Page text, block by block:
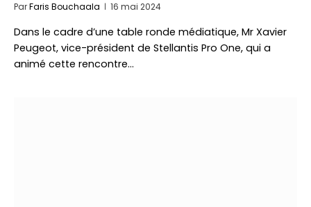
ParFaris Bouchaala 16 mai 2024
Dans le cadre d’une table ronde médiatique, Mr Xavier
Peugeot, vice-président de Stellantis Pro One, qui a
animé cette rencontre…